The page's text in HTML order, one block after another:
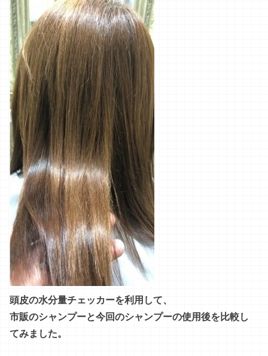
頭皮の水分量チェッカーを利用して、
市販のシャンプーと今回のシャンプーの使用後を比較し
てみました。